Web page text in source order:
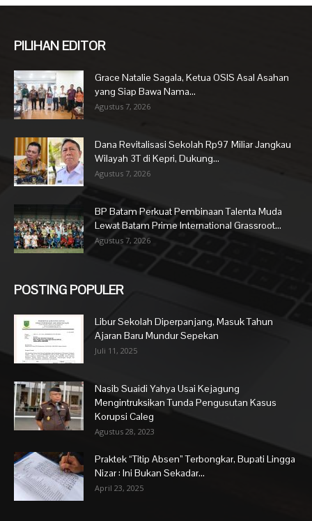
PILIHAN EDITOR
Grace Natalie Sagala, Ketua OSIS Asal Asahan
yang Siap Bawa Nama...
Agustus 7, 2026
Dana Revitalisasi Sekolah Rp97 Miliar Jangkau
Wilayah 3T di Kepri, Dukung...
Agustus 7, 2026
BP Batam Perkuat Pembinaan Talenta Muda
Lewat Batam Prime International Grassroot...
Agustus 7, 2026
POSTING POPULER
Libur Sekolah Diperpanjang, Masuk Tahun
Ajaran Baru Mundur Sepekan
Juli 11, 2025
Nasib Suaidi Yahya Usai Kejagung
Mengintruksikan Tunda Pengusutan Kasus
Korupsi Caleg
Agustus 28, 2023
Praktek “Titip Absen” Terbongkar, Bupati Lingga
Nizar : Ini Bukan Sekadar...
April 23, 2025